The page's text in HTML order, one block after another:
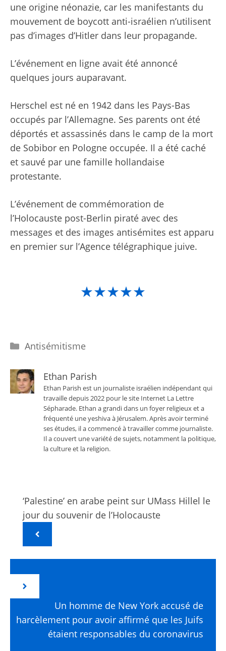
une origine néonazie, car les manifestants du
mouvement de boycott anti-israélien n’utilisent
pas d’images d’Hitler dans leur propagande.
L’événement en ligne avait été annoncé
quelques jours auparavant.
Herschel est né en 1942 dans les Pays-Bas
occupés par l’Allemagne. Ses parents ont été
déportés et assassinés dans le camp de la mort
de Sobibor en Pologne occupée. Il a été caché
et sauvé par une famille hollandaise
protestante.
L’événement de commémoration de
l’Holocauste post-Berlin piraté avec des
messages et des images antisémites est apparu
en premier sur l’Agence télégraphique juive.
★★★★★
Catégories
Antisémitisme
Ethan Parish
Ethan Parish est un journaliste israélien indépendant qui
travaille depuis 2022 pour le site Internet La Lettre
Sépharade. Ethan a grandi dans un foyer religieux et a
fréquenté une yeshiva à Jérusalem. Après avoir terminé
ses études, il a commencé à travailler comme journaliste.
Il a couvert une variété de sujets, notamment la politique,
la culture et la religion.
‘Palestine’ en arabe peint sur UMass Hillel le
jour du souvenir de l’Holocauste
Un homme de New York accusé de
harcèlement pour avoir affirmé que les Juifs
étaient responsables du coronavirus